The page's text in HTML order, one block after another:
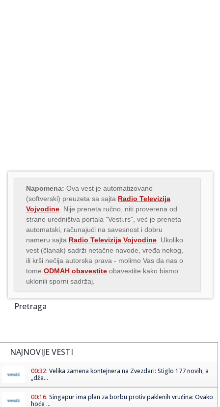
Napomena: Ova vest je automatizovano
(softverski) preuzeta sa sajta Radio Televizija
Vojvodine . Nije preneta ručno, niti proverena od
strane uredništva portala "Vesti.rs", već je preneta
automatski, računajući na savesnost i dobru
nameru sajta Radio Televizija Vojvodine . Ukoliko
vest (članak) sadrži netačne navode, vređa nekog,
ili krši nečija autorska prava - molimo Vas da nas o
tome ODMAH obavestite obavestite kako bismo
uklonili sporni sadržaj.
Pretraga
NAJNOVIJE VESTI
00:32: Velika zamena kontejnera na Zvezdari: Stiglo 177 novih, a
„dža...
00:16: Singapur ima plan za borbu protiv paklenih vrućina: Ovako
hoće ...